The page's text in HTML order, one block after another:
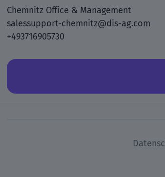
Chemnitz Office & Management
salessupport-chemnitz@dis-ag.com
+493716905730